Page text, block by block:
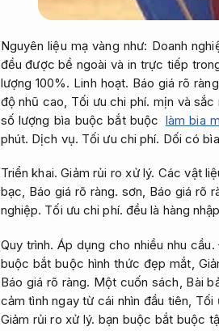
Nguyên liệu mạ vàng như: Doanh
đều được bề ngoài và in trực tiếp
lượng 100%. Linh hoạt. Báo giá rõ
độ nhũ cao, Tối ưu chi phí. mịn và sắc
số lượng bìa buộc bắt buộc làm bia
phút. Dịch vụ. Tối ưu chi phí. Dối có
Triển khai. Giảm rủi ro xử lý. Các vật
bạc, Báo giá rõ ràng. sơn, Báo giá rõ
nghiệp. Tối ưu chi phí. đều là hàng
Quy trình. Áp dụng cho nhiều nhu cầu.
buộc bắt buộc hình thức đẹp mắt,
Báo giá rõ ràng. Một cuốn sách, Bài
cảm tình ngay từ cái nhìn đầu tiên, Tối
Giảm rủi ro xử lý. bạn buộc bắt buộc